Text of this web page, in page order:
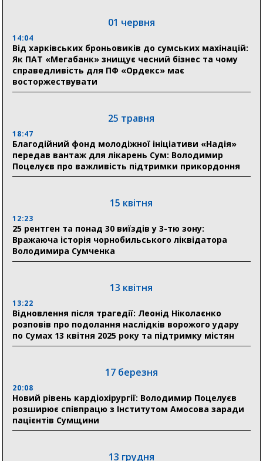
04 серпня
20:41
Пенсійний фонд Сумщини спрямував 0,2 млрд грн
на пенсії, страхові виплати та підтримку
прифронтових громад
03 серпня
Романько розширює програму відпочинку дітей із
прифронтової Сумщини: перша група оздоровилася
в Австрії
відновлення житла майже на 6,6 млн грн
31 липня
17:52
«Укрексімбанк» припиняє виплату пенсій: у
Пенсійному фонді Сумщини пояснили, що робити
людям
Артем Кобзар вручив родинам 20 полеглих Героїв
відзнаки «Почесного громадянина міста Суми»
30 липня
19:38
здобула головну відзнаку в медичній сфері України
01 червня
14:04
Від харківських броньовиків до сумських махінацій:
Як ПАТ «Мегабанк» знищує чесний бізнес та чому
справедливість для ПФ «Ордекс» має
восторжествувати
25 травня
18:47
Благодійний фонд молодіжної ініціативи «Надія»
передав вантаж для лікарень Сум: Володимир
Поцелуєв про важливість підтримки прикордоння
15 квітня
12:23
25 рентген та понад 30 виїздів у 3-тю зону:
Вражаюча історія чорнобильського ліквідатора
Володимира Сумченка
13 квітня
13:22
Відновлення після трагедії: Леонід Ніколаєнко
розповів про подолання наслідків ворожого удару
по Сумах 13 квітня 2025 року та підтримку містян
17 березня
20:08
Новий рівень кардіохірургії: Володимир Поцелуєв
розширює співпрацю з Інститутом Амосова заради
пацієнтів Сумщини
13 грудня